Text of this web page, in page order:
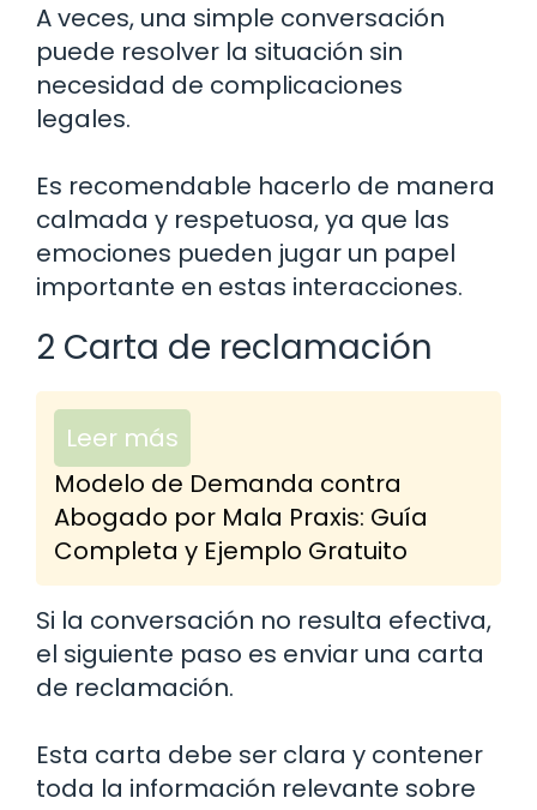
A veces, una simple conversación
puede resolver la situación sin
necesidad de complicaciones
legales.
Es recomendable hacerlo de manera
calmada y respetuosa, ya que las
emociones pueden jugar un papel
importante en estas interacciones.
2 Carta de reclamación
Leer más
Modelo de Demanda contra
Abogado por Mala Praxis: Guía
Completa y Ejemplo Gratuito
Si la conversación no resulta efectiva,
el siguiente paso es enviar una carta
de reclamación.
Esta carta debe ser clara y contener
toda la información relevante sobre